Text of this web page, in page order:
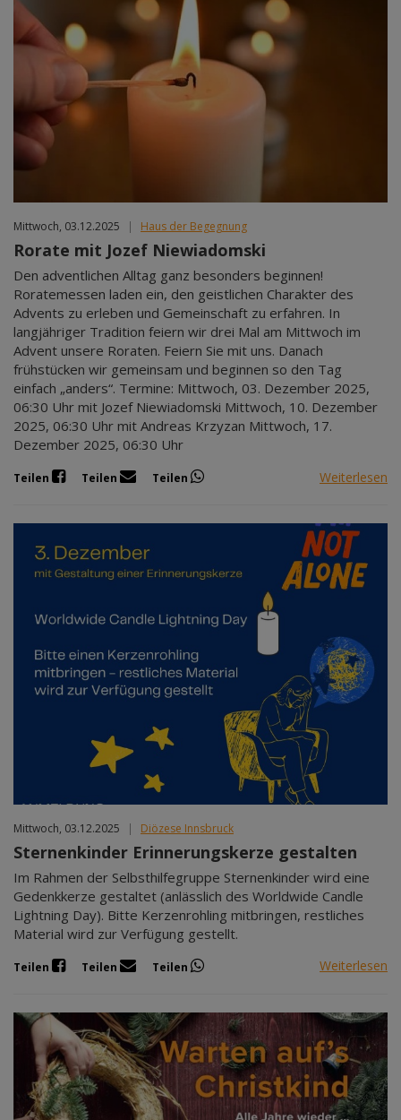
Mittwoch, 03.12.2025 | Haus der Begegnung
Rorate mit Jozef Niewiadomski
Den adventlichen Alltag ganz besonders beginnen!
Roratemessen laden ein, den geistlichen Charakter des
Advents zu erleben und Gemeinschaft zu erfahren. In
langjähriger Tradition feiern wir drei Mal am Mittwoch im
Advent unsere Roraten. Feiern Sie mit uns. Danach
frühstücken wir gemeinsam und beginnen so den Tag
einfach „anders“. Termine: Mittwoch, 03. Dezember 2025,
06:30 Uhr mit Jozef Niewiadomski Mittwoch, 10. Dezember
2025, 06:30 Uhr mit Andreas Krzyzan Mittwoch, 17.
Dezember 2025, 06:30 Uhr
Teilen Teilen Teilen Weiterlesen
Mittwoch, 03.12.2025 | Diözese Innsbruck
Sternenkinder Erinnerungskerze gestalten
Im Rahmen der Selbsthilfegruppe Sternenkinder wird eine
Gedenkkerze gestaltet (anlässlich des Worldwide Candle
Lightning Day). Bitte Kerzenrohling mitbringen, restliches
Material wird zur Verfügung gestellt.
Teilen Teilen Teilen Weiterlesen